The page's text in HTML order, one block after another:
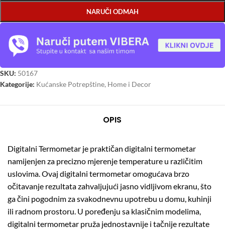
NARUČI ODMAH
SKU: 50167
Kategorije: Kućanske Potrepštine, Home i Decor
OPIS
Digitalni Termometar je praktičan digitalni termometar
namijenjen za precizno mjerenje temperature u različitim
uslovima. Ovaj digitalni termometar omogućava brzo
očitavanje rezultata zahvaljujući jasno vidljivom ekranu, što
ga čini pogodnim za svakodnevnu upotrebu u domu, kuhinji
ili radnom prostoru. U poređenju sa klasičnim modelima,
digitalni termometar pruža jednostavnije i tačnije rezultate